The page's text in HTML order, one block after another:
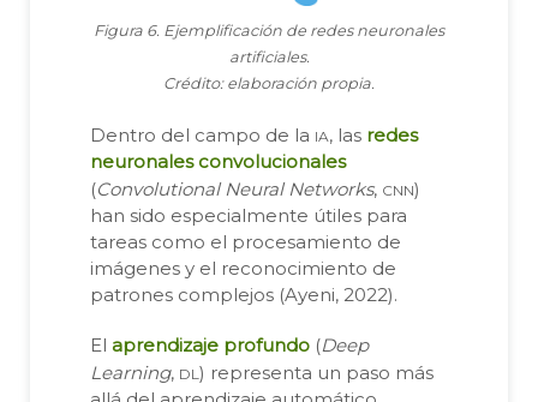
Figura 6. Ejemplificación de redes neuronales
artificiales.
Crédito: elaboración propia.
Dentro del campo de la ia, las redes
neuronales convolucionales
(Convolutional Neural Networks, cnn)
han sido especialmente útiles para
tareas como el procesamiento de
imágenes y el reconocimiento de
patrones complejos (Ayeni, 2022).
El aprendizaje profundo (Deep
Learning, dl) representa un paso más